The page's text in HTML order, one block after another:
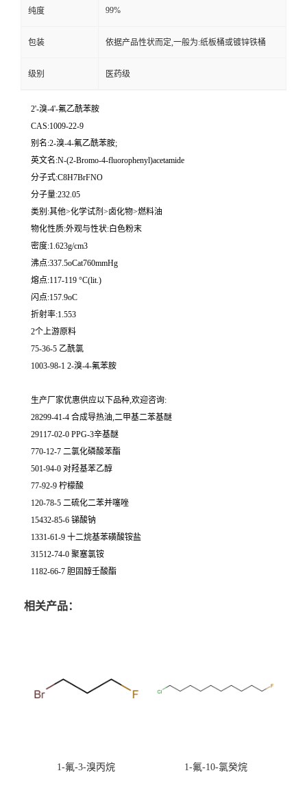
纯度 99%
包装 依据产品性状而定,一般为:纸板桶或镀锌铁桶
级别 医药级
2'-溴-4'-氟乙酰苯胺
CAS:1009-22-9
别名:2-溴-4-氟乙酰苯胺;
英文名:N-(2-Bromo-4-fluorophenyl)acetamide
分子式:C8H7BrFNO
分子量:232.05
类别:其他>化学试剂>卤化物>燃料油
物化性质:外观与性状:白色粉末
密度:1.623g/cm3
沸点:337.5oCat760mmHg
熔点:117-119 °C(lit.)
闪点:157.9oC
折射率:1.553
2个上游原料
75-36-5 乙酰氯
1003-98-1 2-溴-4-氟苯胺
生产厂家优惠供应以下品种,欢迎咨询:
28299-41-4 合成导热油,二甲基二苯基醚
29117-02-0 PPG-3辛基醚
770-12-7 二氯化磷酸苯酯
501-94-0 对羟基苯乙醇
77-92-9 柠檬酸
120-78-5 二硫化二苯并噻唑
15432-85-6 锑酸钠
1331-61-9 十二烷基苯磺酸铵盐
31512-74-0 聚塞氯铵
1182-66-7 胆固醇壬酸酯
相关产品：
1-氟-3-溴丙烷 1-氟-10-氯癸烷